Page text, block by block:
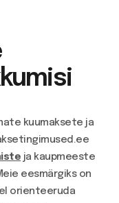
kuumaksete ja
ja kaupmeeste
eesmärgiks on
orienteeruda